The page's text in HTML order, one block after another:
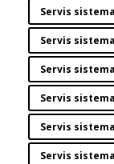
Servis
Servis
Servis
Servis
Servis
Servis